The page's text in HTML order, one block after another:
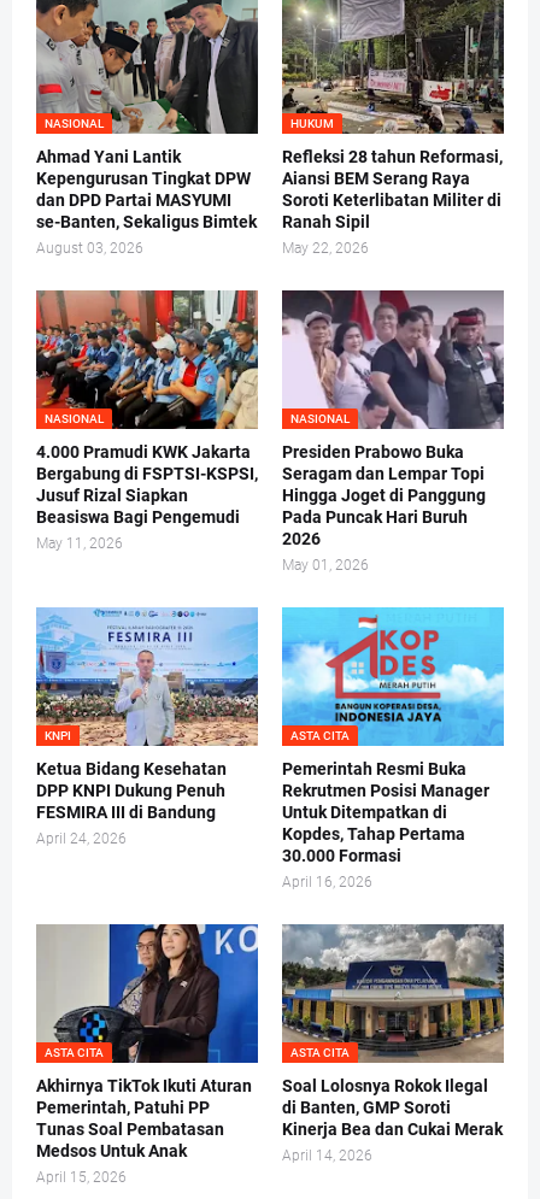
NASIONAL
Ahmad Yani Lantik
Kepengurusan Tingkat DPW
dan DPD Partai MASYUMI
se-Banten, Sekaligus Bimtek
August 03, 2026
HUKUM
Refleksi 28 tahun Reformasi,
Aiansi BEM Serang Raya
Soroti Keterlibatan Militer di
Ranah Sipil
May 22, 2026
NASIONAL
4.000 Pramudi KWK Jakarta
Bergabung di FSPTSI-KSPSI,
Jusuf Rizal Siapkan
Beasiswa Bagi Pengemudi
May 11, 2026
NASIONAL
Presiden Prabowo Buka
Seragam dan Lempar Topi
Hingga Joget di Panggung
Pada Puncak Hari Buruh
2026
May 01, 2026
KNPI
Ketua Bidang Kesehatan
DPP KNPI Dukung Penuh
FESMIRA III di Bandung
April 24, 2026
ASTA CITA
Pemerintah Resmi Buka
Rekrutmen Posisi Manager
Untuk Ditempatkan di
Kopdes, Tahap Pertama
30.000 Formasi
April 16, 2026
ASTA CITA
Akhirnya TikTok Ikuti Aturan
Pemerintah, Patuhi PP
Tunas Soal Pembatasan
Medsos Untuk Anak
April 15, 2026
ASTA CITA
Soal Lolosnya Rokok Ilegal
di Banten, GMP Soroti
Kinerja Bea dan Cukai Merak
April 14, 2026